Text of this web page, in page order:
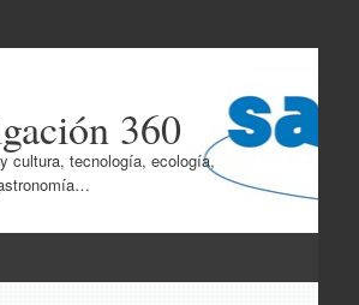
360
cultura, tecnología, ecología,